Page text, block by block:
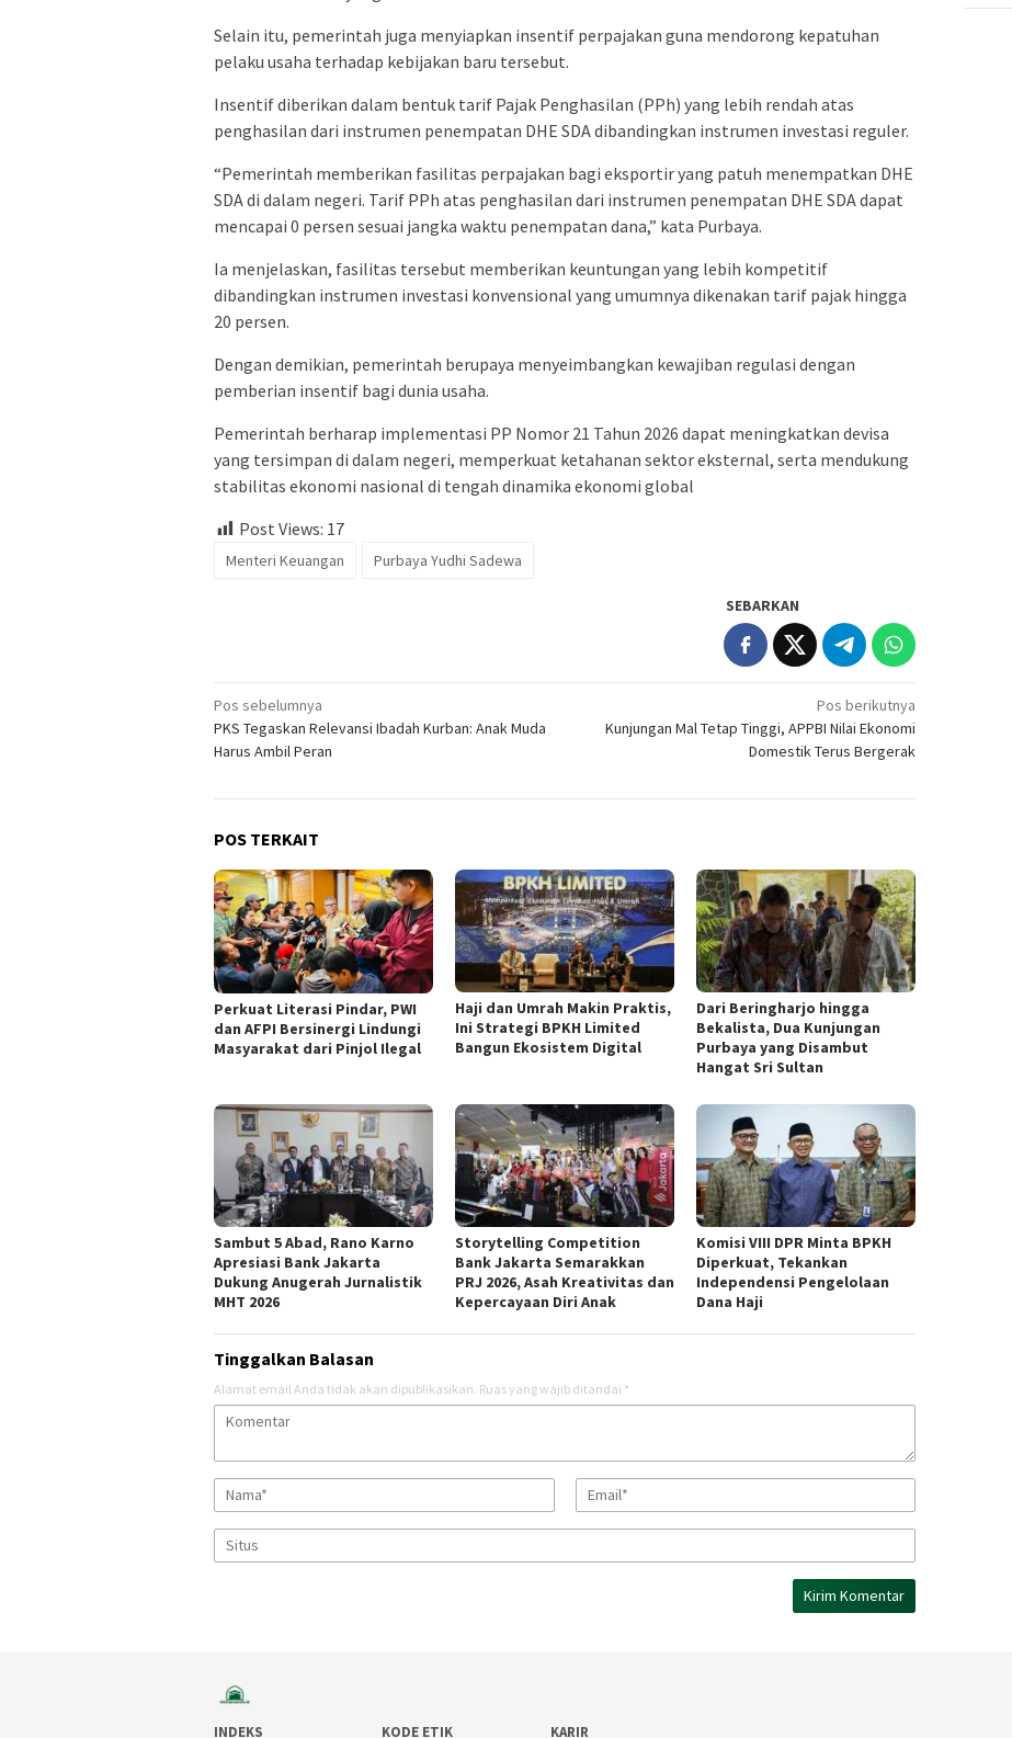
Selain itu, pemerintah juga menyiapkan insentif perpajakan guna mendorong kepatuhan
pelaku usaha terhadap kebijakan baru tersebut.
Insentif diberikan dalam bentuk tarif Pajak Penghasilan (PPh) yang lebih rendah atas
penghasilan dari instrumen penempatan DHE SDA dibandingkan instrumen investasi reguler.
“Pemerintah memberikan fasilitas perpajakan bagi eksportir yang patuh menempatkan DHE
SDA di dalam negeri. Tarif PPh atas penghasilan dari instrumen penempatan DHE SDA dapat
mencapai 0 persen sesuai jangka waktu penempatan dana,” kata Purbaya.
Ia menjelaskan, fasilitas tersebut memberikan keuntungan yang lebih kompetitif
dibandingkan instrumen investasi konvensional yang umumnya dikenakan tarif pajak hingga
20 persen.
Dengan demikian, pemerintah berupaya menyeimbangkan kewajiban regulasi dengan
pemberian insentif bagi dunia usaha.
Pemerintah berharap implementasi PP Nomor 21 Tahun 2026 dapat meningkatkan devisa
yang tersimpan di dalam negeri, memperkuat ketahanan sektor eksternal, serta mendukung
stabilitas ekonomi nasional di tengah dinamika ekonomi global
Post Views: 17
Menteri Keuangan Purbaya Yudhi Sadewa
SEBARKAN
Navigasi
pos
Pos sebelumnya
​PKS Tegaskan Relevansi Ibadah Kurban: Anak Muda
Harus Ambil Peran
Pos berikutnya
Kunjungan Mal Tetap Tinggi, APPBI Nilai Ekonomi
Domestik Terus Bergerak
POS TERKAIT
Perkuat Literasi Pindar, PWI
dan AFPI Bersinergi Lindungi
Masyarakat dari Pinjol Ilegal
Haji dan Umrah Makin Praktis,
Ini Strategi BPKH Limited
Bangun Ekosistem Digital
Dari Beringharjo hingga
Bekalista, Dua Kunjungan
Purbaya yang Disambut
Hangat Sri Sultan
Sambut 5 Abad, Rano Karno
Apresiasi Bank Jakarta
Dukung Anugerah Jurnalistik
MHT 2026
Storytelling Competition
Bank Jakarta Semarakkan
PRJ 2026, Asah Kreativitas dan
Kepercayaan Diri Anak
Komisi VIII DPR Minta BPKH
Diperkuat, Tekankan
Independensi Pengelolaan
Dana Haji
Tinggalkan Balasan
Alamat email Anda tidak akan dipublikasikan. Ruas yang wajib ditandai *
INDEKS KODE ETIK KARIR